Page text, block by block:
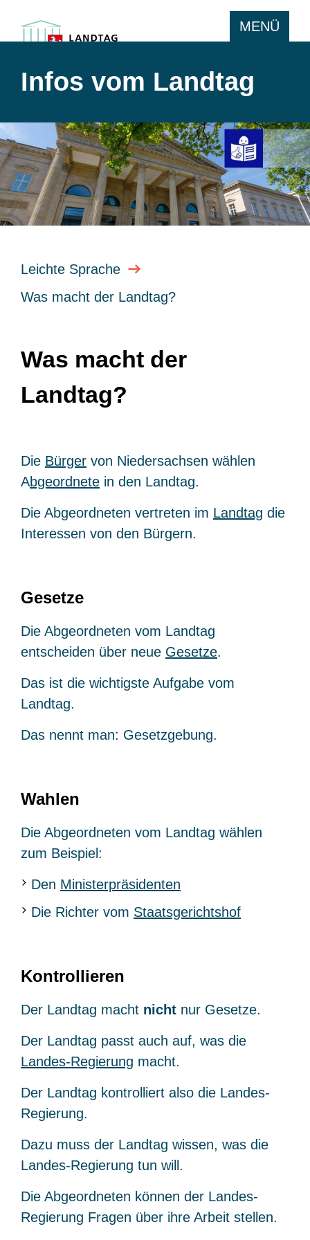
MENÜ
Infos vom Landtag
Leichte Sprache
Was macht der Landtag?
Was macht der
Landtag?
Die Bürger von Niedersachsen wählen
Abgeordnete in den Landtag.
Die Abgeordneten vertreten im Landtag die
Interessen von den Bürgern.
Gesetze
Die Abgeordneten vom Landtag
entscheiden über neue Gesetze.
Das ist die wichtigste Aufgabe vom
Landtag.
Das nennt man: Gesetzgebung.
Wahlen
Die Abgeordneten vom Landtag wählen
zum Beispiel:
Den Ministerpräsidenten
Die Richter vom Staatsgerichtshof
Kontrollieren
Der Landtag macht nicht nur Gesetze.
Der Landtag passt auch auf, was die
Landes-Regierung macht.
Der Landtag kontrolliert also die Landes-
Regierung.
Dazu muss der Landtag wissen, was die
Landes-Regierung tun will.
Die Abgeordneten können der Landes-
Regierung Fragen über ihre Arbeit stellen.